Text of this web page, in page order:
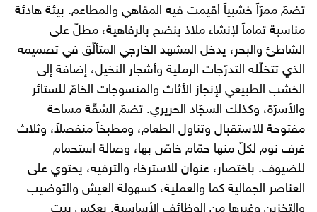
تضمّ ممرّاً خشبياً أقيمت فيه المقاهي والمطاعم. بيئة هادئة
مناسبة تماماً لإنشاء ملاذ ينضح بالرفاهية، مطلّ على
الشاطئ والبحر، يدخل المشهد الخارجي المتألّق في تصميمه
الذي تتخلّله التدرّجات الرملية وأشجار النخيل، إضافة إلى
الخشب الطبيعي لإنجاز الأثاث والمنسوجات الخامّ للستائر
والأسرّة، وكذلك السجّاد الحريري. تضمّ الشقّة مساحة
مفتوحة للاستقبال وتناول الطعام، ومطبخاً منفصلاً، وثلاث
غرف نوم لكلّ منها حمّام خاصّ بها، وصالة استحمام
للضيوف. باختصار، عنوان للاسترخاء والترفيه، يحتوي على
العناصر الجمالية كما والعملية، كسهولة العيش والتوضيب